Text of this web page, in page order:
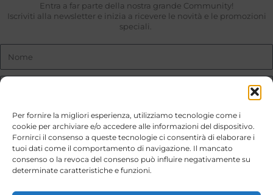
Per fornire la migliori esperienza, utilizziamo tecnologie come i
cookie per archiviare e/o accedere alle informazioni del dispositivo.
Fornirci il consenso a queste tecnologie ci consentirà di elaborare i
tuoi dati come il comportamento di navigazione. Il mancato
consenso o la revoca del consenso può influire negativamente su
determinate caratteristiche e funzioni.
Entra a far parte della nostra grande Community!
Iscriviti alla newsletter e inizia a ricevere le novità e le promozioni
speciali.
Ho preso visione di quanto descritto nellaPrivacy Policy
ISCRIVIMI